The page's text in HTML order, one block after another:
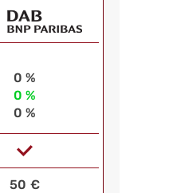
0 %
0 %
0 %
50 €